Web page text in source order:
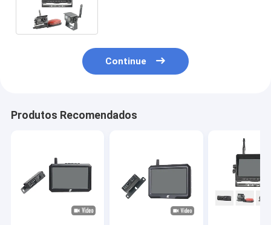
Continue
Produtos Recomendados